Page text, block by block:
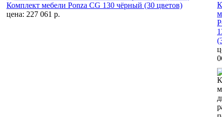
Комплект мебели Ponza CG 130 чёрный (30 цветов)
цена: 227 061 р.